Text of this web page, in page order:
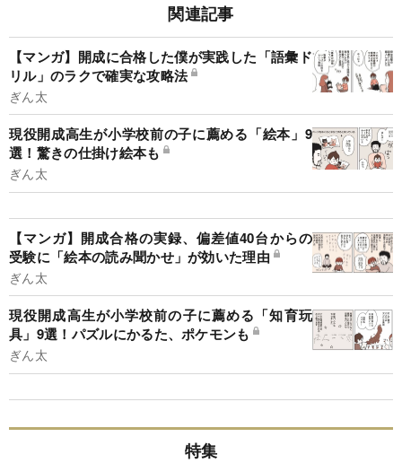
関連記事
【マンガ】開成に合格した僕が実践した「語彙ド
リル」のラクで確実な攻略法
ぎん太
現役開成高生が小学校前の子に薦める「絵本」9
選！驚きの仕掛け絵本も
ぎん太
【マンガ】開成合格の実録、偏差値40台からの
受験に「絵本の読み聞かせ」が効いた理由
ぎん太
現役開成高生が小学校前の子に薦める「知育玩
具」9選！パズルにかるた、ポケモンも
ぎん太
特集